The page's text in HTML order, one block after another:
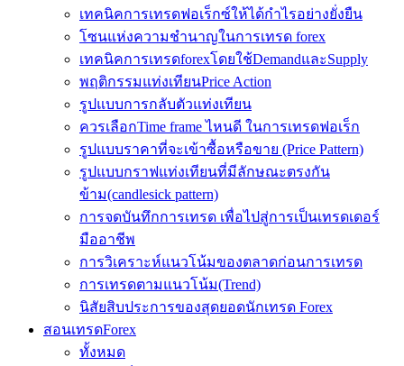
เทคนิคการเทรดฟอเร็กซ์ให้ได้กำไรอย่างยั่งยืน
โซนแห่งความชำนาญในการเทรด forex
เทคนิคการเทรดforexโดยใช้DemandและSupply
พฤติกรรมแท่งเทียนPrice Action
รูปแบบการกลับตัวแท่งเทียน
ควรเลือกTime frame ไหนดี ในการเทรดฟอเร็ก
รูปแบบราคาที่จะเข้าซื้อหรือขาย (Price Pattern)
รูปแบบกราฟแท่งเทียนที่มีลักษณะตรงกัน
ข้าม(candlesick pattern)
การจดบันทึกการเทรด เพื่อไปสู่การเป็นเทรดเดอร์
มืออาชีพ
การวิเคราะห์แนวโน้มของตลาดก่อนการเทรด
การเทรดตามแนวโน้ม(Trend)
นิสัยสิบประการของสุดยอดนักเทรด Forex
สอนเทรดForex
ทั้งหมด